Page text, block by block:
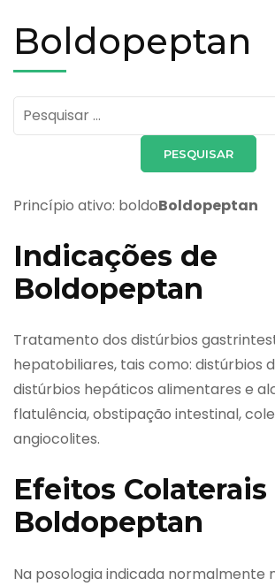
Boldopeptan
Pesquisar
por:
Princípio ativo: boldoBoldopeptan
Indicações de
Boldopeptan
Tratamento dos distúrbios
hepatobiliares, tais como: distúrbios
distúrbios hepáticos alimentares e
flatulência, obstipação intestinal,
angiocolites.
Efeitos Colaterais
Boldopeptan
Na posologia indicada normalmente